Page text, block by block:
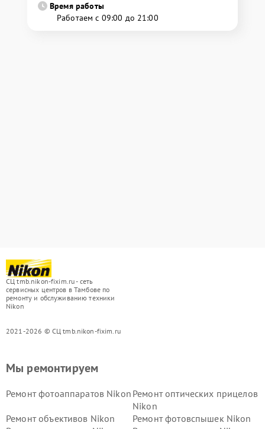
Время работы
Работаем с 09:00 до 21:00
СЦ tmb.nikon-fixim.ru - сеть
сервисных центров в Тамбове по
ремонту и обслуживанию техники
Nikon
2021-2026 © СЦ tmb.nikon-fixim.ru
Мы ремонтируем
Ремонт фотоаппаратов Nikon Ремонт оптических прицелов
Nikon
Ремонт объективов Nikon
Ремонт фотовспышек Nikon